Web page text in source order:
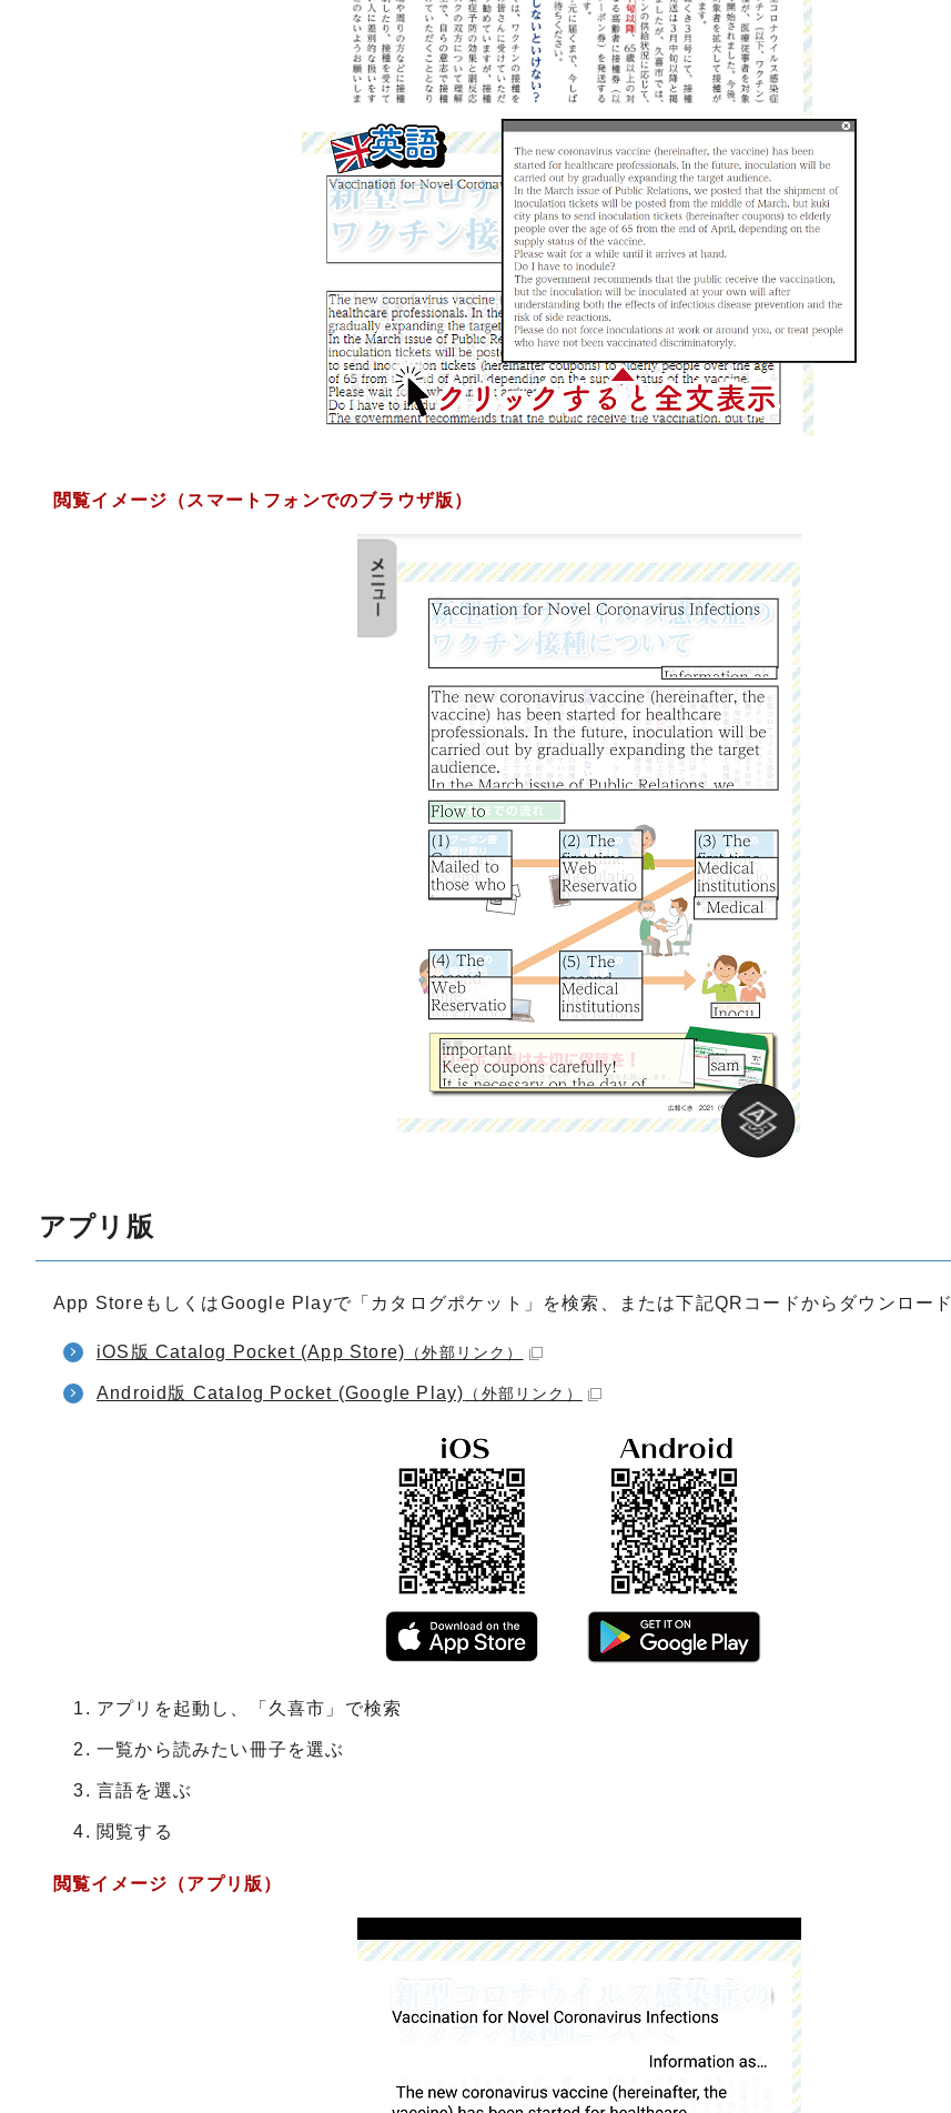
閲覧イメージ（スマートフォンでのブラウザ版）
アプリ版
App StoreもしくはGoogle Playで「カタログポケット」を検索、または下記QRコードからダウンロード
iOS版 Catalog Pocket (App Store) （外部リンク）
Android版 Catalog Pocket (Google Play) （外部リンク）
アプリを起動し、「久喜市」で検索
一覧から読みたい冊子を選ぶ
言語を選ぶ
閲覧する
閲覧イメージ（アプリ版）